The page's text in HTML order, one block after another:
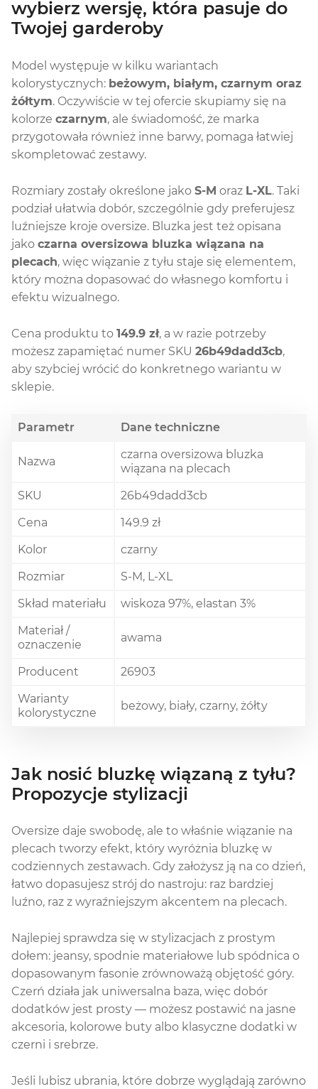
wybierz wersję, która pasuje do
Twojej garderoby
Model występuje w kilku wariantach
kolorystycznych: beżowym, białym, czarnym oraz
żółtym. Oczywiście w tej ofercie skupiamy się na
kolorze czarnym, ale świadomość, że marka
przygotowała również inne barwy, pomaga łatwiej
skompletować zestawy.
Rozmiary zostały określone jako S-M oraz L-XL. Taki
podział ułatwia dobór, szczególnie gdy preferujesz
luźniejsze kroje oversize. Bluzka jest też opisana
jako czarna oversizowa bluzka wiązana na
plecach, więc wiązanie z tyłu staje się elementem,
który można dopasować do własnego komfortu i
efektu wizualnego.
Cena produktu to 149.9 zł, a w razie potrzeby
możesz zapamiętać numer SKU 26b49dadd3cb,
aby szybciej wrócić do konkretnego wariantu w
sklepie.
Parametr Dane techniczne
Nazwa
czarna oversizowa bluzka
wiązana na plecach
SKU
26b49dadd3cb
Cena
149.9 zł
Kolor
czarny
Rozmiar
S-M, L-XL
Skład materiału
wiskoza 97%, elastan 3%
Materiał /
oznaczenie
awama
Producent
26903
Warianty
kolorystyczne
beżowy, biały, czarny, żółty
Jak nosić bluzkę wiązaną z tyłu?
Propozycje stylizacji
Oversize daje swobodę, ale to właśnie wiązanie na
plecach tworzy efekt, który wyróżnia bluzkę w
codziennych zestawach. Gdy założysz ją na co dzień,
łatwo dopasujesz strój do nastroju: raz bardziej
luźno, raz z wyraźniejszym akcentem na plecach.
Najlepiej sprawdza się w stylizacjach z prostym
dołem: jeansy, spodnie materiałowe lub spódnica o
dopasowanym fasonie zrównoważą objętość góry.
Czerń działa jak uniwersalna baza, więc dobór
dodatków jest prosty — możesz postawić na jasne
akcesoria, kolorowe buty albo klasyczne dodatki w
czerni i srebrze.
Jeśli lubisz ubrania, które dobrze wyglądają zarówno